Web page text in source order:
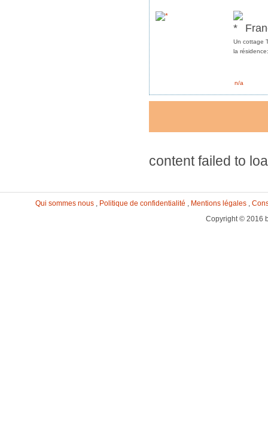
Un cottage
la
n/a
content failed to
Qui sommes nous, Politique de confidentialité , Mentions légales,
Copyright © 2016